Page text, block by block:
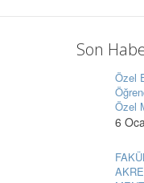
Son
Özel
Özel
6